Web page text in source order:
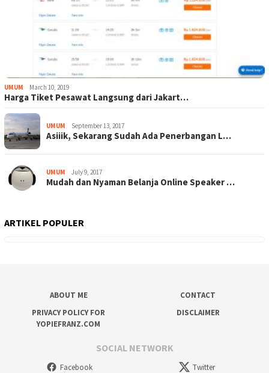
UMUM March 10, 2019
Harga Tiket Pesawat Langsung dari Jakart…
UMUM September 13, 2017
Asiiik, Sekarang Sudah Ada Penerbangan L…
UMUM July 9, 2017
Mudah dan Nyaman Belanja Online Speaker …
ARTIKEL POPULER
ABOUT ME
CONTACT
PRIVACY POLICY FOR
YOPIEFRANZ.COM
DISCLAIMER
SOCIAL NETWORK
Facebook Twitter